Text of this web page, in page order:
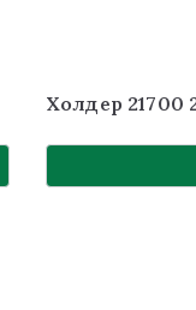
Холдер 21700